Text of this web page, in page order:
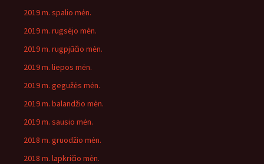
2019 m. spalio mėn.
2019 m. rugsėjo mėn.
2019 m. rugpjūčio mėn.
2019 m. liepos mėn.
2019 m. gegužės mėn.
2019 m. balandžio mėn.
2019 m. sausio mėn.
2018 m. gruodžio mėn.
2018 m. lapkričio mėn.